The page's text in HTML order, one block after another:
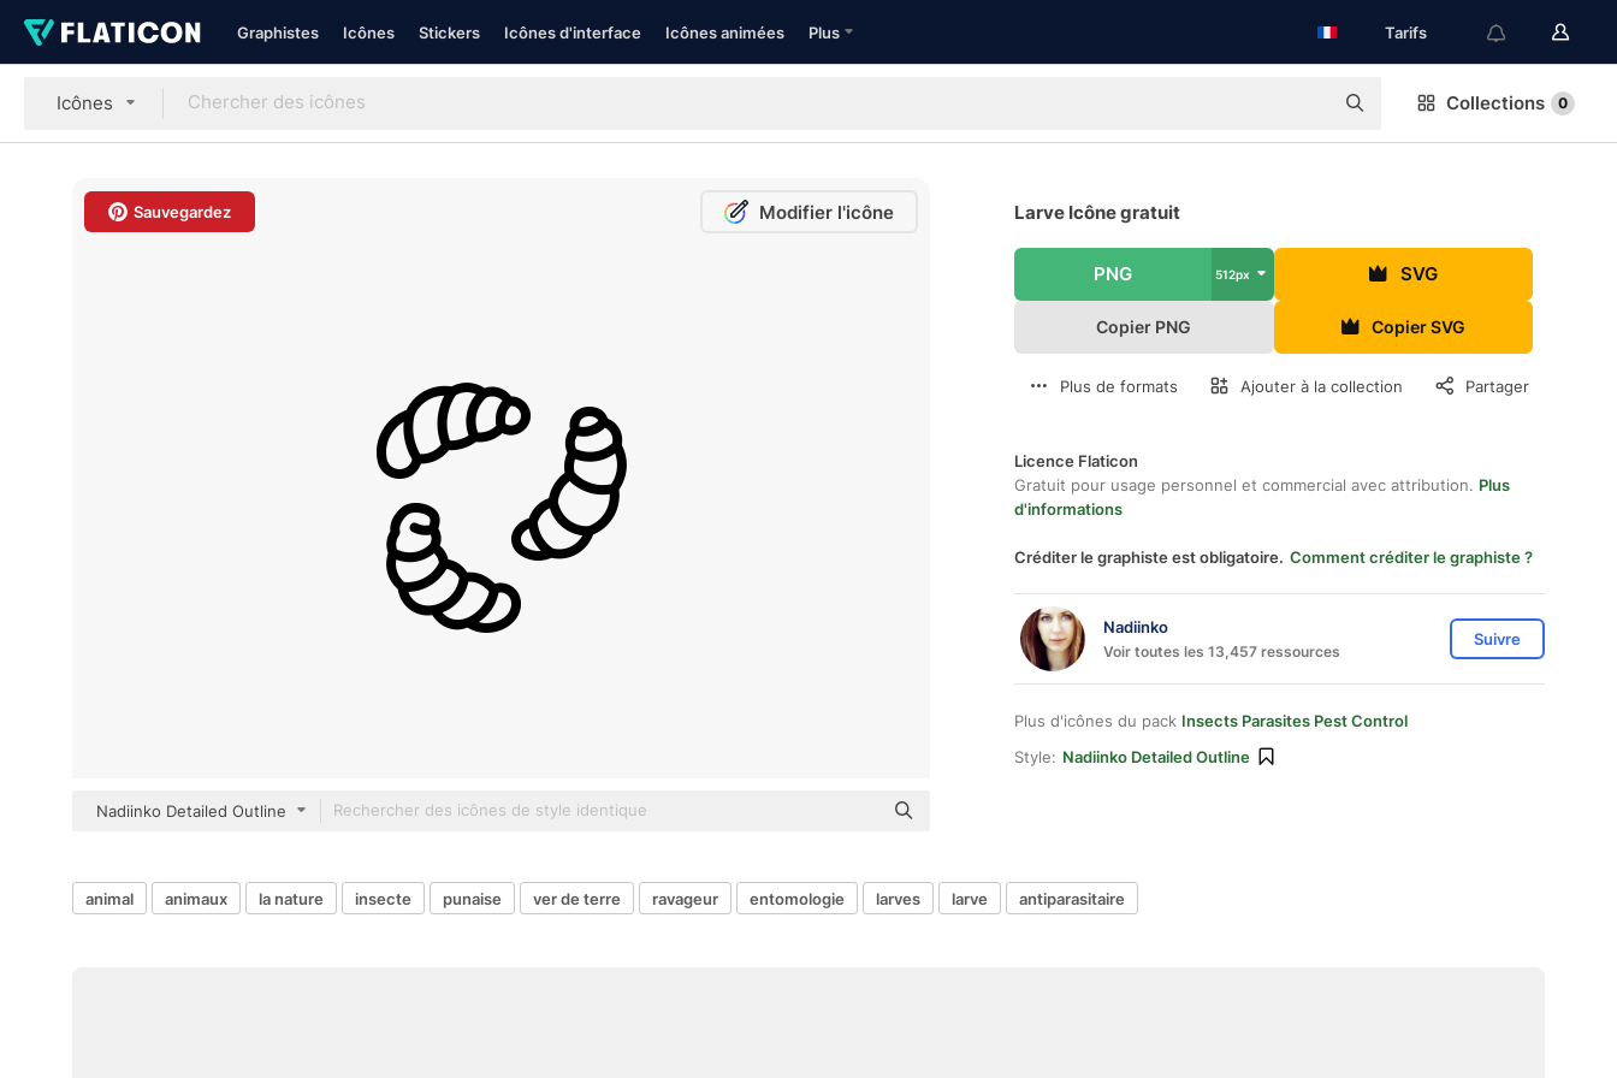
Graphistes Icônes Stickers Icônes d'interface Icônes animées Plus Tarifs
Icônes Collections 0
Sauvegardez Modifier l'icône
Nadiinko Detailed Outline
Larve Icône gratuit
PNG 512px SVG
Copier PNG Copier SVG
Plus de formats Ajouter à la collection Partager
Licence Flaticon
Gratuit pour usage personnel et commercial avec attribution. Plus
d'informations
Créditer le graphiste est obligatoire. Comment créditer le graphiste ?
Nadiinko
Voir toutes les 13,457 ressources
Suivre
Plus d'icônes du pack Insects Parasites Pest Control
Style: Nadiinko Detailed Outline
animal animaux la nature insecte punaise ver de terre ravageur entomologie larves larve antiparasitaire